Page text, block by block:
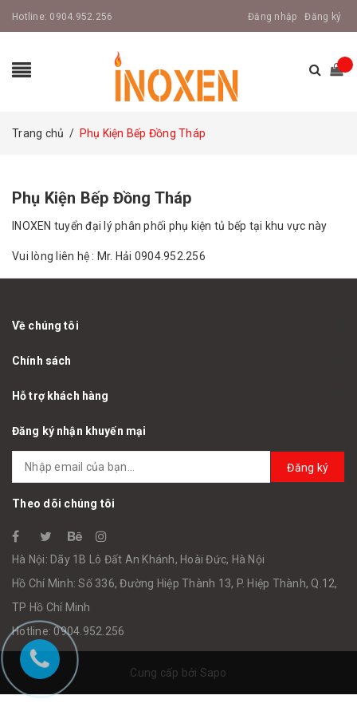
Hotline: 0904.952.256 Đăng nhập Đăng ký
Trang chủ / Phụ Kiện Bếp Đồng Tháp
Phụ Kiện Bếp Đồng Tháp
INOXEN tuyển đại lý phân phối phụ kiện tủ bếp tại khu vực này
Vui lòng liên hệ : Mr. Hải 0904.952.256
Về chúng tôi
Chính sách
Hỗ trợ khách hàng
Đăng ký nhận khuyến mại
Đăng ký
Theo dõi chúng tôi
Hà Nội: Dãy 1B Lô Đất An Khánh, Hoài Đức, Hà Nội
Hồ Chí Minh: Số 336, Đường Hiệp Thành 13, P. Hiệp Thành, Q.12,
TP Hồ Chí Minh
Hotline: 0904.952.256
Cung cấp bởi Sapo